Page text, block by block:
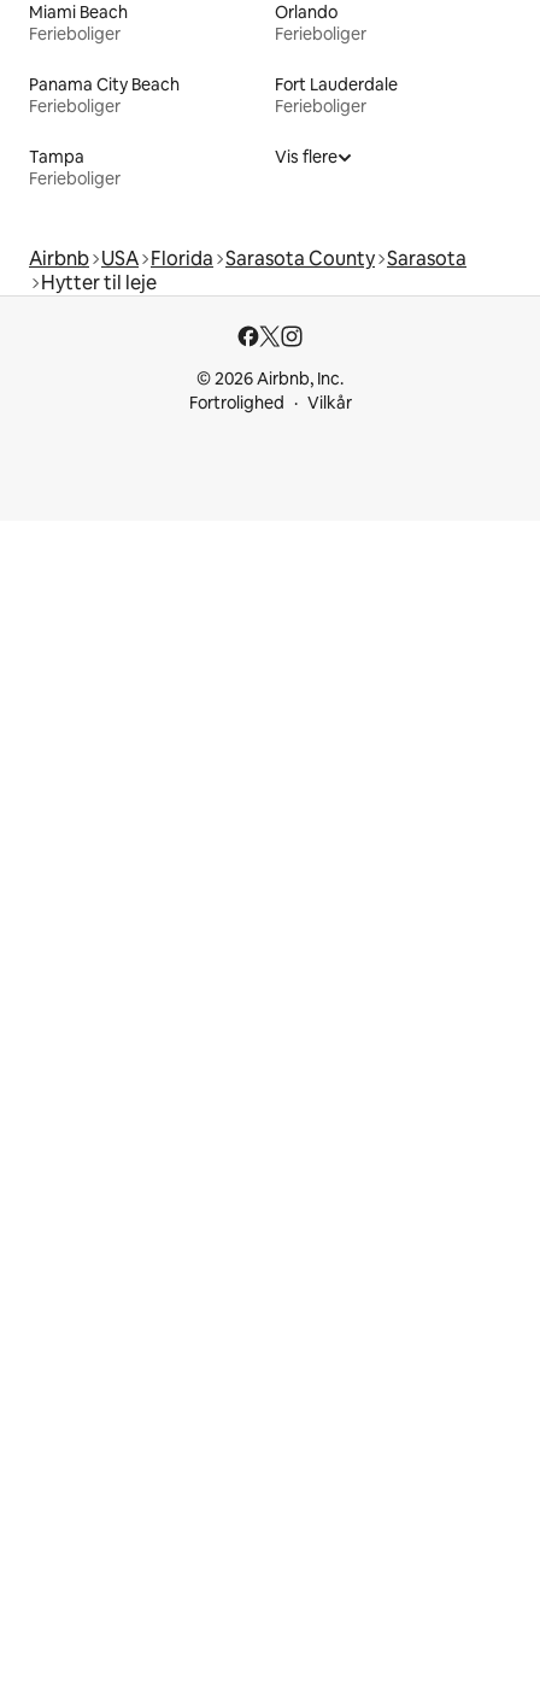
Miami Beach
Ferieboliger
Orlando
Ferieboliger
Panama City Beach
Ferieboliger
Fort Lauderdale
Ferieboliger
Tampa
Ferieboliger
Vis flere
Airbnb USA Florida Sarasota County Sarasota
Hytter til leje
© 2026 Airbnb, Inc.
Fortrolighed
Vilkår